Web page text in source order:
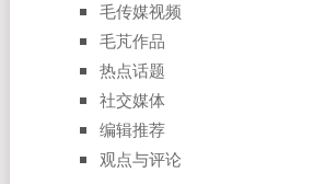
毛传媒视频
毛芃作品
热点话题
社交媒体
编辑推荐
观点与评论